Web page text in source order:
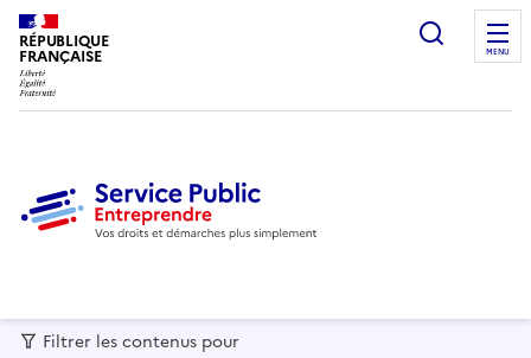
RÉPUBLIQUE
FRANÇAISE MENU
Filtrer les contenus pour